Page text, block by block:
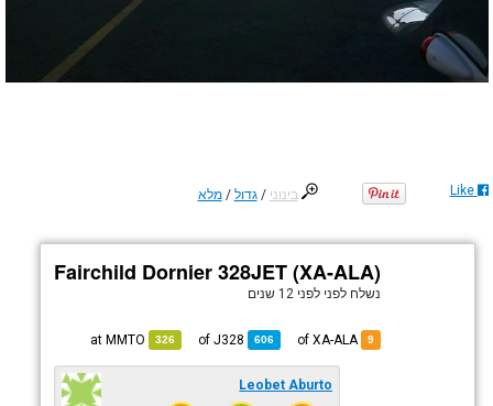
בינוני /גדול /מלא Like
Fairchild Dornier 328JET (XA-ALA)
נשלח לפני לפני 12 שנים
9
606
J328
326
MMTO
Leobet Aburto